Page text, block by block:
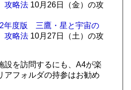
攻略法 10月26日（金）の攻
年度版 三鷹・星と宇宙の
攻略法 10月27日（土）の攻
設を訪問するにも、A4が楽
アフォルダの持参はお勧め